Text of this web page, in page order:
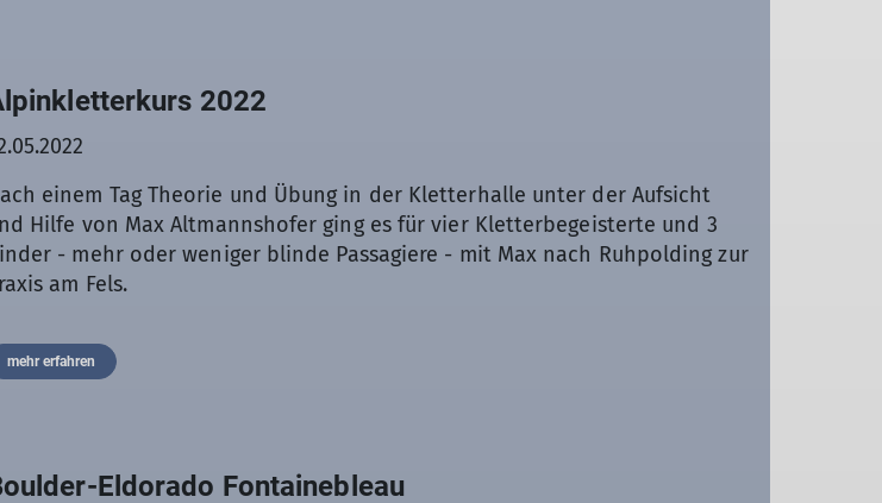
2022
einem Tag Theorie und Übung in der Kletterhalle unter der Aufsicht
Hilfe von Max Altmannshofer ging es für vier Kletterbegeisterte und 3
- mehr oder weniger blinde Passagiere - mit Max nach Ruhpolding zur
am Fels.
eines Standplatzes geübt.
es wie bei allem auch beim Felsklettern unterschiedliche
mehr erfahren
Eldorado Fontainebleau